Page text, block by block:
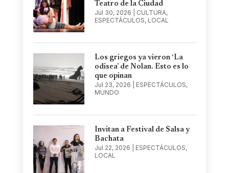
Teatro de la Ciudad
Jul 30, 2026
CULTURA,
ESPECTÁCULOS, LOCAL
Los griegos ya vieron ‘La
odisea’ de Nolan. Esto es lo
que opinan
Jul 23, 2026
ESPECTÁCULOS,
MUNDO
Invitan a Festival de Salsa y
Bachata
Jul 22, 2026
ESPECTÁCULOS,
LOCAL